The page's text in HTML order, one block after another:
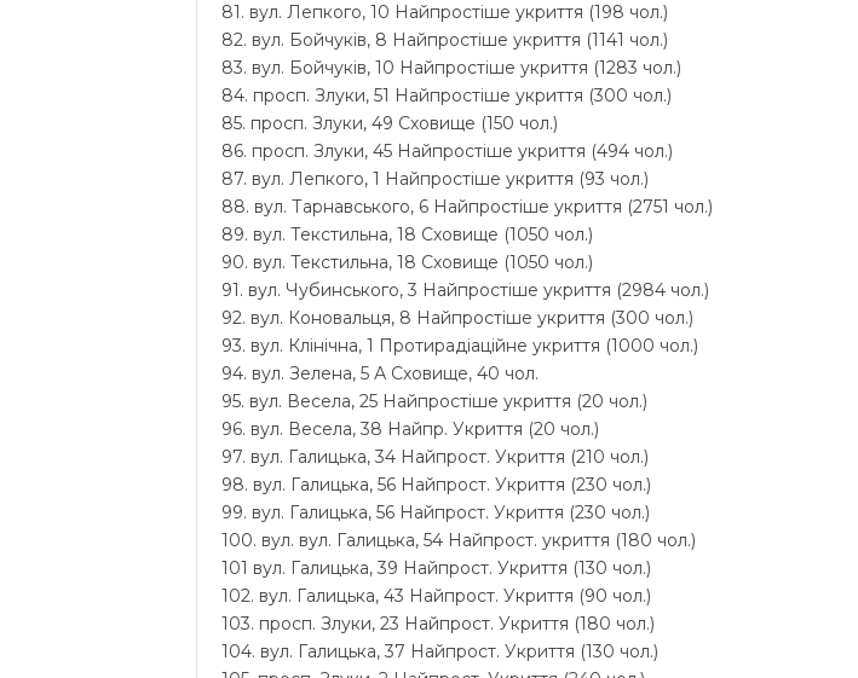
81. вул. Лепкого, 10 Найпростіше укриття (198 чол.)
82. вул. Бойчуків, 8 Найпростіше укриття (1141 чол.)
83. вул. Бойчуків, 10 Найпростіше укриття (1283 чол.)
84. просп. Злуки, 51 Найпростіше укриття (300 чол.)
85. просп. Злуки, 49 Сховище (150 чол.)
86. просп. Злуки, 45 Найпростіше укриття (494 чол.)
87. вул. Лепкого, 1 Найпростіше укриття (93 чол.)
88. вул. Тарнавського, 6 Найпростіше укриття (2751 чол.)
89. вул. Текстильна, 18 Сховище (1050 чол.)
90. вул. Текстильна, 18 Сховище (1050 чол.)
91. вул. Чубинського, 3 Найпростіше укриття (2984 чол.)
92. вул. Коновальця, 8 Найпростіше укриття (300 чол.)
93. вул. Клінічна, 1 Протирадіаційне укриття (1000 чол.)
94. вул. Зелена, 5 А Сховище, 40 чол.
95. вул. Весела, 25 Найпростіше укриття (20 чол.)
96. вул. Весела, 38 Найпр. Укриття (20 чол.)
97. вул. Галицька, 34 Найпрост. Укриття (210 чол.)
98. вул. Галицька, 56 Найпрост. Укриття (230 чол.)
99. вул. Галицька, 56 Найпрост. Укриття (230 чол.)
100. вул. вул. Галицька, 54 Найпрост. укриття (180 чол.)
101 вул. Галицька, 39 Найпрост. Укриття (130 чол.)
102. вул. Галицька, 43 Найпрост. Укриття (90 чол.)
103. просп. Злуки, 23 Найпрост. Укриття (180 чол.)
104. вул. Галицька, 37 Найпрост. Укриття (130 чол.)